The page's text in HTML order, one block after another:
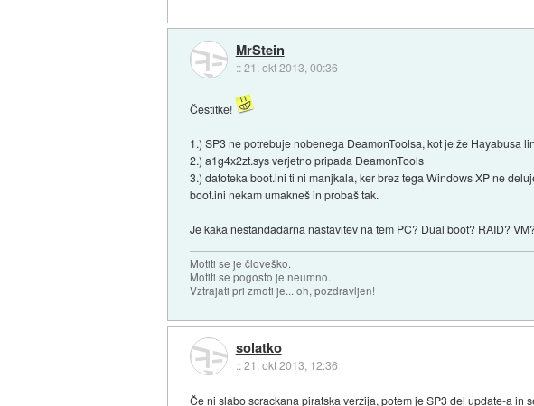
MrStein
::21. okt 2013, 00:36
Čestitke!
1.) SP3 ne potrebuje nobenega DeamonToolsa, kot je že Hayabusa
2.) a1g4x2zt.sys verjetno pripada DeamonTools
3.) datoteka boot.ini ti ni manjkala, ker brez tega Windows XP ne
boot.ini nekam umakneš in probaš tak.
Je kaka nestandadarna nastavitev na tem PC? Dual boot? RAID?
Motiti se je človeško.
Motiti se pogosto je neumno.
Vztrajati pri zmoti je... oh, pozdravljen!
solatko
::21. okt 2013, 12:36
Če ni slabo scrackana piratska verzija, potem je SP3 del update-a